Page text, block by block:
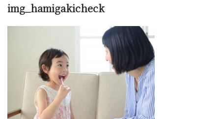
img_hamigakicheck